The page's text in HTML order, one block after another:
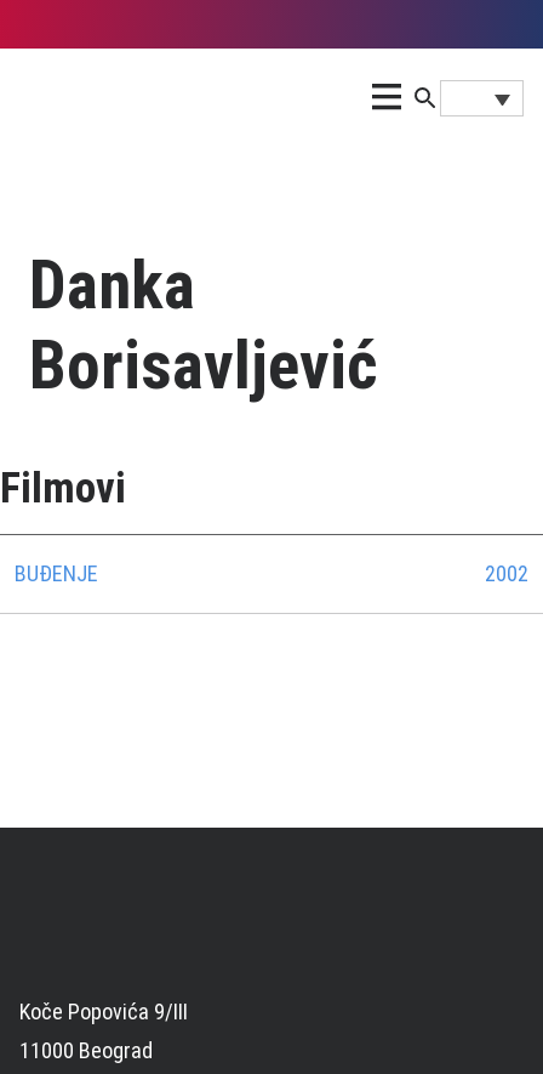
Danka
Borisavljević
Filmovi
BUÐENJE 2002
Koče Popovića 9/III
11000 Beograd